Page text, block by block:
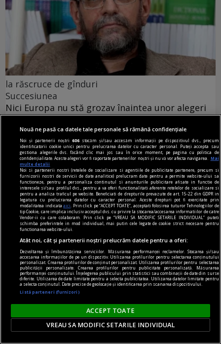
la răscruce de gînduri
Succesiunea
Nici Europa nu stă grozav înaintea unor alegeri
care pot să împingă în parlamentele europene
diferiți demagogi cu promisiuni maximale și
capacități mediocre.
Andrei CORNEA
nici așa, nici altminteri
Cum trebuie să fie un președinte
Nu cred în nici o campanie electorală construită
Nouă ne pasă ca datele tale personale să rămână confidențiale
Noi și partenerii noștri606 stocăm și/sau accesăm informații pe dispozitivul dvs., precum
identificatorii cookie unici pentru prelucrarea datelor cu caracter personal. Puteți accepta sau
gestiona alegerile dvs. făcând clic mai jos sau în orice moment, pe pagina cu politica de
confidențialitate. Aceste alegeri vor fi raportate partenerilor noștri și nu vă vor afecta navigarea.
Mai
multe detalii
Noi si partenerii nostri (retelele de socializare si agentiile de publicitate partenere, precum si
furnizorii nostri de servicii de date analitice) prelucram date pentru a permite website-ului sa
functioneze, pentru a personaliza continutul si anunturile publicitare afisate in functie de
interesele si/sau profilul dvs., pentru a va oferi functionalitati aferente retelelor de socializare si
pentru a analiza traficul pe website. Beneficiati de drepturile prevazute de art. 15-22 din GDPR in
legatura cu prelucrarea datelor cu caracter personal. Aceste drepturi pot fi exercitate prin
modalitatea indicataaici
. Prin click pe “ACCEPT TOATE”, acceptati folosirea tuturor Tehnologiilor de
tip Cookie, care implica inclusiv acceptul dvs. cu privire la stocarea/accesarea informatiilor de catre
Vendor-ii cu care colaboram. Prin click pe “VREAU SA MODIFIC SETARILE INDIVIDUAL” puteti
schimba preferintele in mod individual, mai putin cele legate de cookie strict necesare pentru
functionarea website-ului.
Atât noi, cât și partenerii noștri prelucrăm datele pentru a oferi:
Dezvoltarea și îmbunătățirea serviciilor. Măsurarea performanței reclamelor. Stocarea și/sau
accesarea informațiilor de pe un dispozitiv. Utilizarea profilurilor pentru selectarea conținutului
personalizat. Crearea profilurilor de conținut personalizat. Utilizarea profilurilor pentru selectarea
publicității personalizate. Crearea profilurilor pentru publicitate personalizată. Măsurarea
performanței conținutului. Înțelegerea publicului prin statistici sau combinații de date din surse
diferite. Utilizarea de date limitate pentru a selecta publicitatea. Utilizarea datelor limitate pentru
a selecta conținutul. Date precise de geolocație și identificarea prin scanarea dispozitivului.
Listă parteneri (furnizori)
ACCEPT TOATE
VREAU SA MODIFIC SETARILE INDIVIDUAL